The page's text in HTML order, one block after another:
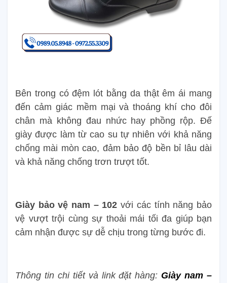
Bên trong có đệm lót bằng da thật êm ái mang
đến cảm giác mềm mại và thoáng khí cho đôi
chân mà không đau nhức hay phồng rộp. Đế
giày được làm từ cao su tự nhiên với khả năng
chống mài mòn cao, đảm bảo độ bền bỉ lâu dài
và khả năng chống trơn trượt tốt.
Giày bảo vệ nam – 102 với các tính năng bảo
vệ vượt trội cùng sự thoải mái tối đa giúp bạn
cảm nhận được sự dễ chịu trong từng bước đi.
Thông tin chi tiết và link đặt hàng: Giày nam –